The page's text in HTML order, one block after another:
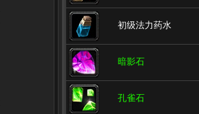
初级法力药水
暗影石
孔雀石